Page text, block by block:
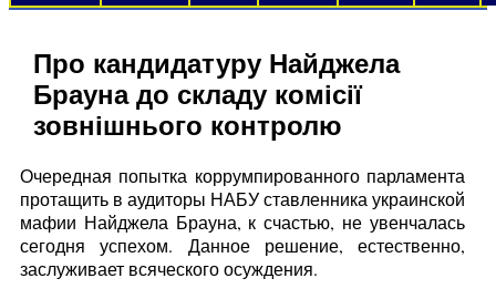
Про кандидатуру Найджела
Брауна до складу комісії
зовнішнього контролю
Очередная попытка коррумпированного парламента
протащить в аудиторы НАБУ ставленника украинской
мафии Найджела Брауна, к счастью, не увенчалась
сегодня успехом. Данное решение, естественно,
заслуживает всяческого осуждения.